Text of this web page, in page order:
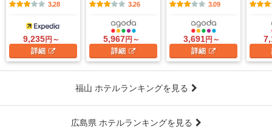
3.28
9,235円～
詳細
3.26
5,967円～
詳細
3.09
3,691円～
詳細
福山 ホテルランキングを見る
広島県 ホテルランキングを見る